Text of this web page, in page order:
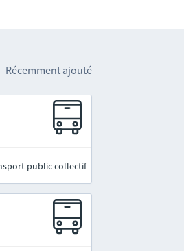
Récemment ajouté
public collectif